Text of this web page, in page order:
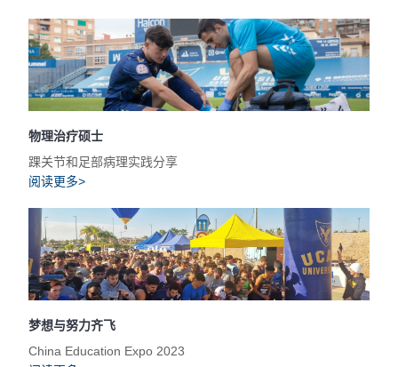
物理治疗硕士
踝关节和足部病理实践分享
阅读更多>
梦想与努力齐飞
China Education Expo 2023